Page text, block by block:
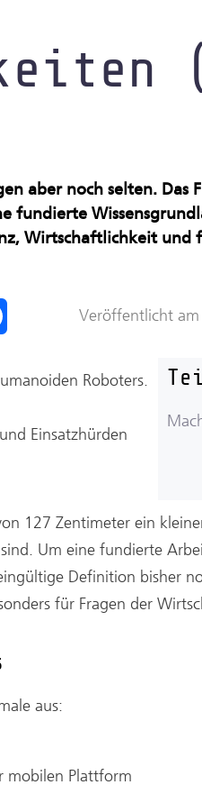
aber noch selten. Das
fundierte
Wirtschaftlichkeit und
o
o
Veröffentlicht
Roboters.
Einsatzhürden
127 Zentimeter ein
Um eine fundierte
Definition bisher
für Fragen der
aus:
mobilen Plattform